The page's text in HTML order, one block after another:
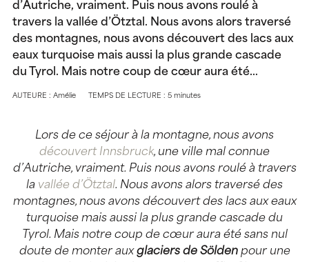
d’Autriche, vraiment. Puis nous avons roulé à
travers la vallée d’Ötztal. Nous avons alors traversé
des montagnes, nous avons découvert des lacs aux
eaux turquoise mais aussi la plus grande cascade
du Tyrol. Mais notre coup de cœur aura été…
AUTEURE : Amélie TEMPS DE LECTURE : 5 minutes
Lors de ce séjour à la montagne, nous avons
découvert Innsbruck, une ville mal connue
d’Autriche, vraiment. Puis nous avons roulé à travers
la vallée d’Ötztal. Nous avons alors traversé des
montagnes, nous avons découvert des lacs aux eaux
turquoise mais aussi la plus grande cascade du
Tyrol. Mais notre coup de cœur aura été sans nul
doute de monter auxglaciers de Söldenpour une